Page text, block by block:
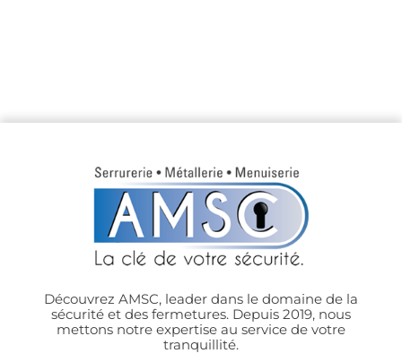
Découvrez AMSC, leader dans le domaine de la
sécurité et des fermetures. Depuis 2019, nous
mettons notre expertise au service de votre
tranquillité.